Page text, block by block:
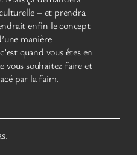
– et prendra
enfin le concept
manière
quand vous êtes en
vous souhaitez faire et
par la faim.